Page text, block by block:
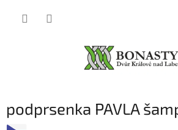
podprsenka PAVLA